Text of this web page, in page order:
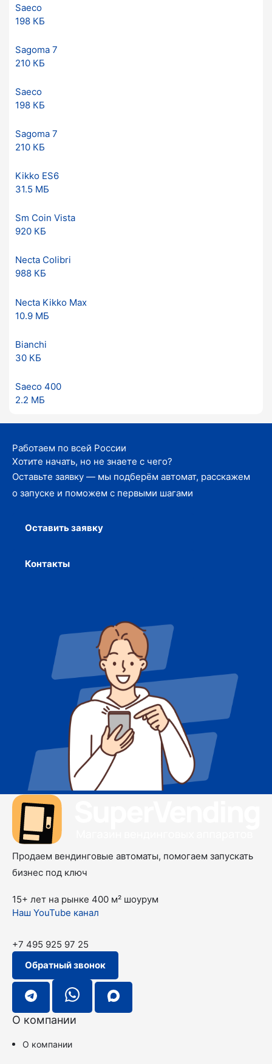
Saeco
198 КБ
Sagoma 7
210 КБ
Saeco
198 КБ
Sagoma 7
210 КБ
Kikko ES6
31.5 МБ
Sm Coin Vista
920 КБ
Necta Colibri
988 КБ
Necta Kikko Max
10.9 МБ
Bianchi
30 КБ
Saeco 400
2.2 МБ
Работаем по всей России
Хотите начать, но не знаете с чего?
Оставьте заявку — мы подберём автомат, расскажем
о запуске и поможем с первыми шагами
Оставить заявку
Контакты
Продаем вендинговые автоматы, помогаем запускать
бизнес под ключ
15+ лет на рынке 400 м² шоурум
Наш YouTube канал
+7 495 925 97 25
Обратный звонок
О компании
О компании